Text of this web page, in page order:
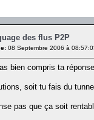
des flus P2P
08 Septembre 2006 à
bien compris ta
soit tu fais du
pas que ça soit